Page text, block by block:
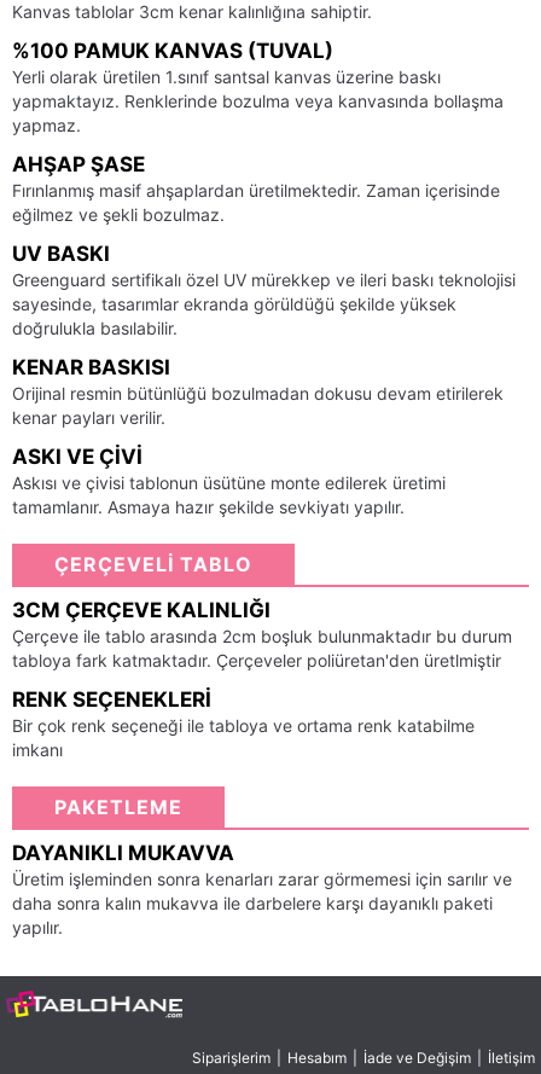
Kanvas tablolar 3cm kenar kalınlığına sahiptir.
%100 PAMUK KANVAS (TUVAL)
Yerli olarak üretilen 1.sınıf santsal kanvas üzerine baskı
yapmaktayız. Renklerinde bozulma veya kanvasında bollaşma
yapmaz.
AHŞAP ŞASE
Fırınlanmış masif ahşaplardan üretilmektedir. Zaman içerisinde
eğilmez ve şekli bozulmaz.
UV BASKI
Greenguard sertifikalı özel UV mürekkep ve ileri baskı teknolojisi
sayesinde, tasarımlar ekranda görüldüğü şekilde yüksek
doğrulukla basılabilir.
KENAR BASKISI
Orijinal resmin bütünlüğü bozulmadan dokusu devam etirilerek
kenar payları verilir.
ASKI VE ÇIVI
Askısı ve çivisi tablonun üsütüne monte edilerek üretimi
tamamlanır. Asmaya hazır şekilde sevkiyatı yapılır.
ÇERÇEVELİ TABLO
3CM ÇERÇEVE KALINLIĞI
Çerçeve ile tablo arasında 2cm boşluk bulunmaktadır bu durum
tabloya fark katmaktadır. Çerçeveler poliüretan'den üretlmiştir
RENK SEÇENEKLERI
Bir çok renk seçeneği ile tabloya ve ortama renk katabilme
imkanı
PAKETLEME
DAYANIKLI MUKAVVA
Üretim işleminden sonra kenarları zarar görmemesi için sarılır ve
daha sonra kalın mukavva ile darbelere karşı dayanıklı paketi
yapılır.
Siparişlerim Hesabım İade ve Değişim İletişim